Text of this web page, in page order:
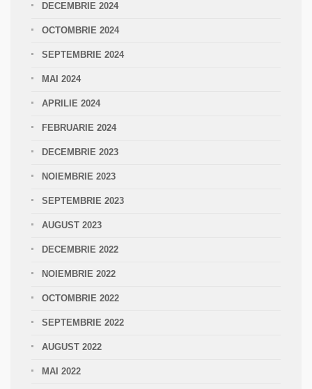
DECEMBRIE 2024
OCTOMBRIE 2024
SEPTEMBRIE 2024
MAI 2024
APRILIE 2024
FEBRUARIE 2024
DECEMBRIE 2023
NOIEMBRIE 2023
SEPTEMBRIE 2023
AUGUST 2023
DECEMBRIE 2022
NOIEMBRIE 2022
OCTOMBRIE 2022
SEPTEMBRIE 2022
AUGUST 2022
MAI 2022